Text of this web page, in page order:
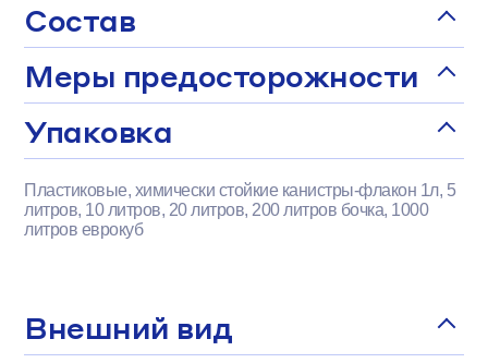
Состав
Меры предосторожности
Упаковка
Пластиковые, химически стойкие канистры-флакон 1л, 5
литров, 10 литров, 20 литров, 200 литров бочка, 1000
литров еврокуб
Внешний вид